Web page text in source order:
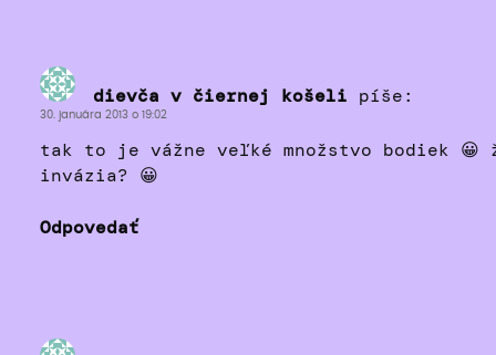
dievča v čiernej košeli píše:
30. januára 2013 o 19:02
tak to je vážne veľké množstvo bodiek 😀
invázia? 😀
Odpovedať